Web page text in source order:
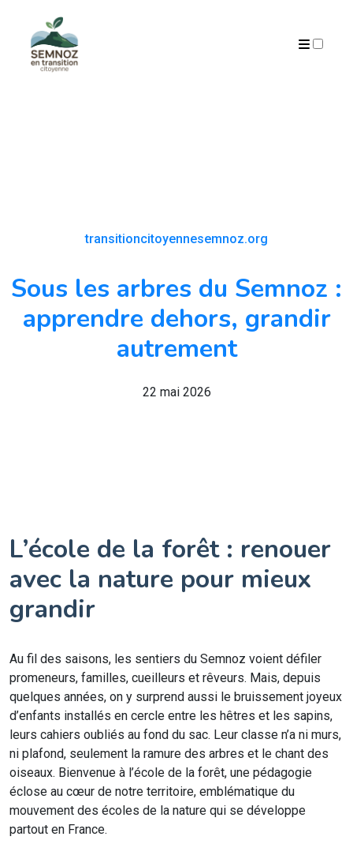
transitioncitoyennesemnoz.org
Sous les arbres du Semnoz :
apprendre dehors, grandir
autrement
22 mai 2026
L’école de la forêt : renouer
avec la nature pour mieux
grandir
Au fil des saisons, les sentiers du Semnoz voient défiler
promeneurs, familles, cueilleurs et rêveurs. Mais, depuis
quelques années, on y surprend aussi le bruissement joyeux
d’enfants installés en cercle entre les hêtres et les sapins,
leurs cahiers oubliés au fond du sac. Leur classe n’a ni murs,
ni plafond, seulement la ramure des arbres et le chant des
oiseaux. Bienvenue à l’école de la forêt, une pédagogie
éclose au cœur de notre territoire, emblématique du
mouvement des écoles de la nature qui se développe
partout en France.